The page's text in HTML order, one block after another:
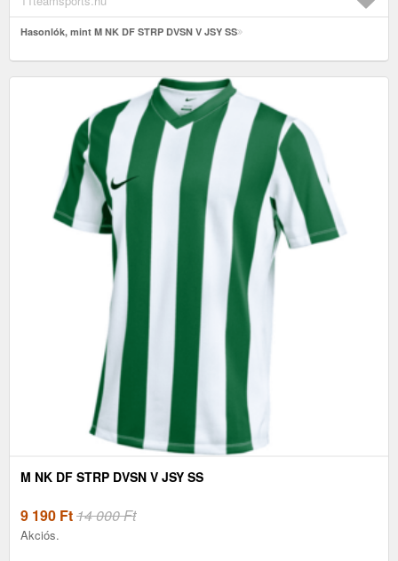
Hasonlók, mint M NK DF STRP DVSN V JSY SS
M NK DF STRP DVSN V JSY SS
9 190 Ft14 000 Ft
Akciós.